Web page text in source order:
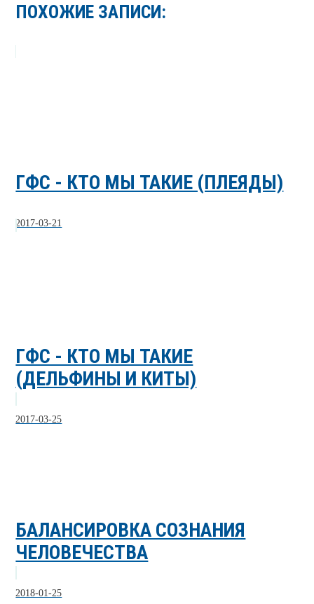
ПОХОЖИЕ ЗАПИСИ:
ГФС - КТО МЫ ТАКИЕ (ПЛЕЯДЫ)
2017-03-21
ГФС - КТО МЫ ТАКИЕ
(ДЕЛЬФИНЫ И КИТЫ)
2017-03-25
БАЛАНСИРОВКА СОЗНАНИЯ
ЧЕЛОВЕЧЕСТВА
2018-01-25